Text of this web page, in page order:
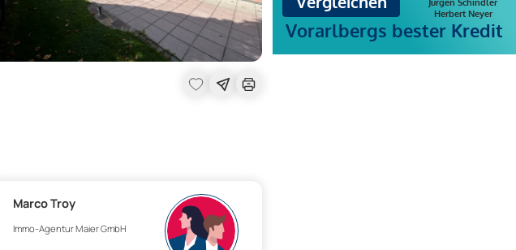
Marco Troy
Immo-Agentur Maier GmbH